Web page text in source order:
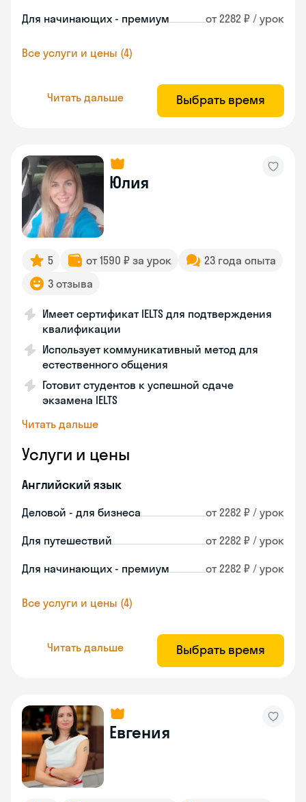
Для начинающих - премиум от 2282 ₽ / урок
Все услуги и цены (4)
Читать дальше Выбрать время
Юлия
5 от 1590 ₽ за урок
23 года опыта
3 отзыва
Имеет сертификат IELTS для подтверждения
квалификации
Использует коммуникативный метод для
естественного общения
Готовит студентов к успешной сдаче
экзамена IELTS
Читать дальше
Услуги и цены
Английский язык
Деловой - для бизнеса от 2282 ₽ / урок
Для путешествий от 2282 ₽ / урок
Для начинающих - премиум от 2282 ₽ / урок
Все услуги и цены (4)
Читать дальше Выбрать время
Евгения